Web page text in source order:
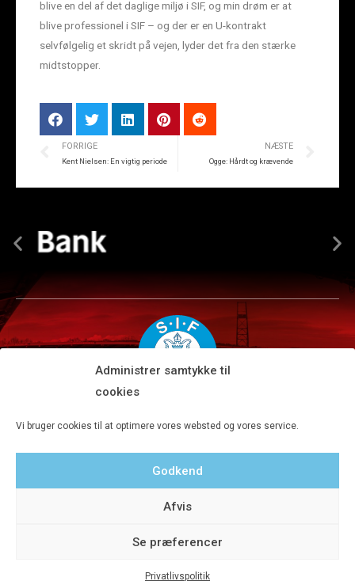
Administrer samtykke til
cookies
Vi bruger cookies til at optimere vores websted og vores service.
Godkend
Afvis
Se præferencer
Privatlivspolitik
blive en del af det daglige miljø i SIF, og min drøm er at
blive professionel i SIF – og der er en U-kontrakt
selvfølgelig et skridt på vejen, lyder det fra den stærke
midtstopper.
FORRIGE
Kent Nielsen: En vigtig periode
NÆSTE
Ogge: Hårdt og krævende
Tlf 8680 4477 · Fax 8680 4647 · Kontortid man-fre kl. 9-15